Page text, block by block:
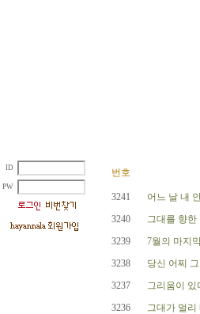
ID
PW
번호
3241
어느 날 내
3240
그대를 향한
3239
7월의 마지
3238
당신 어찌
3237
그리움이 있
3236
그대가 멀리